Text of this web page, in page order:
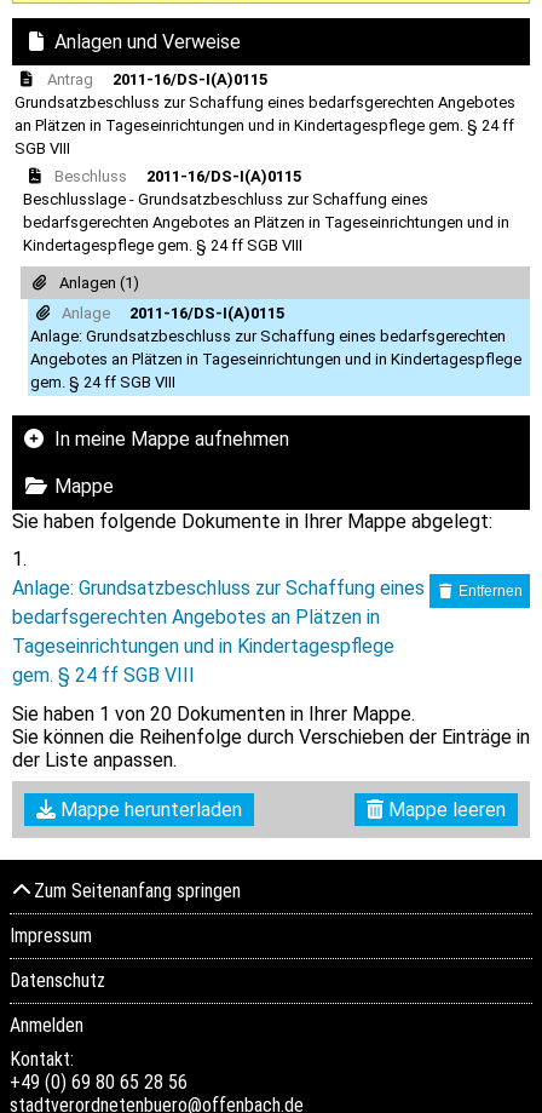
Anlagen und Verweise
Antrag
2011-16/DS-I(A)0115
Grundsatzbeschluss zur Schaffung eines bedarfsgerechten Angebotes
an Plätzen in Tageseinrichtungen und in Kindertagespflege gem. § 24 ff
SGB VIII
Beschluss
2011-16/DS-I(A)0115
Beschlusslage - Grundsatzbeschluss zur Schaffung eines
bedarfsgerechten Angebotes an Plätzen in Tageseinrichtungen und in
Kindertagespflege gem. § 24 ff SGB VIII
Anlagen (1)
Anlage
2011-16/DS-I(A)0115
Anlage: Grundsatzbeschluss zur Schaffung eines bedarfsgerechten
Angebotes an Plätzen in Tageseinrichtungen und in Kindertagespflege
gem. § 24 ff SGB VIII
In meine Mappe aufnehmen
Mappe
Sie haben folgende Dokumente in Ihrer Mappe abgelegt:
Anlage: Grundsatzbeschluss zur Schaffung eines
bedarfsgerechten Angebotes an Plätzen in
Tageseinrichtungen und in Kindertagespflege
gem. § 24 ff SGB VIII
Entfernen
Sie haben 1 von 20 Dokumenten in Ihrer Mappe.
Sie können die Reihenfolge durch Verschieben der Einträge in
der Liste anpassen.
Mappe herunterladen Mappe leeren
Zum Seitenanfang springen
Impressum
Datenschutz
Anmelden
Kontakt:
+49 (0) 69 80 65 28 56
stadtverordnetenbuero@offenbach.de